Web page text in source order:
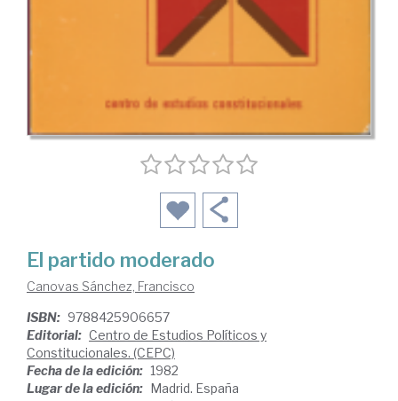
El partido moderado
Canovas Sánchez, Francisco
ISBN: 9788425906657
Editorial: Centro de Estudios Políticos y
Constitucionales. (CEPC)
Fecha de la edición: 1982
Lugar de la edición: Madrid. España